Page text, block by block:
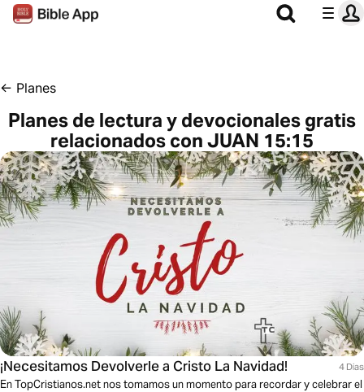
← Planes
Planes de lectura y devocionales gratis
relacionados con JUAN 15:15
¡Necesitamos Devolverle a Cristo La Navidad! 4 Dias
En TopCristianos.net nos tomamos un momento para recordar y celebrar el